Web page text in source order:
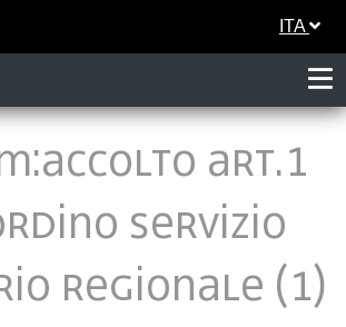
ITA
art.1
Servizio
regionale (1)